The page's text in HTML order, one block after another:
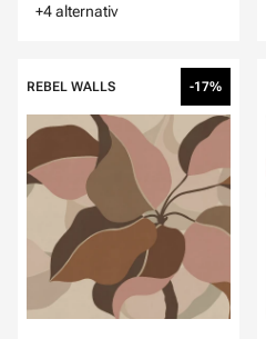
+4 alternativ
REBEL WALLS -17%